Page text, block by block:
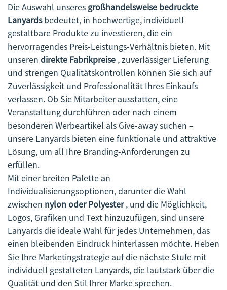
Die Auswahl unseres großhandelsweise bedruckte
Lanyardsbedeutet, in hochwertige, individuell
gestaltbare Produkte zu investieren, die ein
hervorragendes Preis-Leistungs-Verhältnis bieten. Mit
unseren direkte Fabrikpreise , zuverlässiger Lieferung
und strengen Qualitätskontrollen können Sie sich auf
Zuverlässigkeit und Professionalität Ihres Einkaufs
verlassen. Ob Sie Mitarbeiter ausstatten, eine
Veranstaltung durchführen oder nach einem
besonderen Werbeartikel als Give-away suchen –
unsere Lanyards bieten eine funktionale und attraktive
Lösung, um all Ihre Branding-Anforderungen zu
erfüllen.
Mit einer breiten Palette an
Individualisierungsoptionen, darunter die Wahl
zwischen nylon oder Polyester, und die Möglichkeit,
Logos, Grafiken und Text hinzuzufügen, sind unsere
Lanyards die ideale Wahl für jedes Unternehmen, das
einen bleibenden Eindruck hinterlassen möchte. Heben
Sie Ihre Marketingstrategie auf die nächste Stufe mit
individuell gestalteten Lanyards, die lautstark über die
Qualität und den Stil Ihrer Marke sprechen.